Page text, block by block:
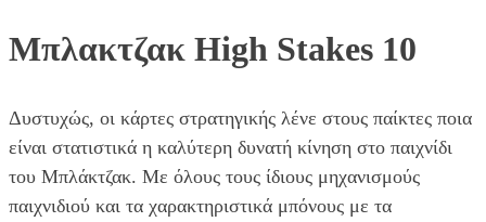
Μπλακτζακ High Stakes 10
Δυστυχώς, οι κάρτες στρατηγικής λένε στους παίκτες ποια
είναι στατιστικά η καλύτερη δυνατή κίνηση στο παιχνίδι
του Μπλάκτζακ. Με όλους τους ίδιους μηχανισμούς
παιχνιδιού και τα χαρακτηριστικά μπόνους με τα